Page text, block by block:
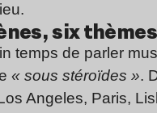
six thèmes
temps de parler
« sous stéroïdes ».
Angeles, Paris,